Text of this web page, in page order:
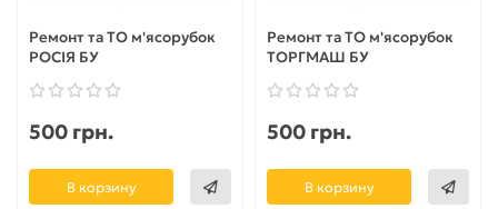
Ремонт та ТО м'ясорубок
РОСІЯ БУ
500 грн.
В корзину
Ремонт та ТО м'ясорубок
ТОРГМАШ БУ
500 грн.
В корзину